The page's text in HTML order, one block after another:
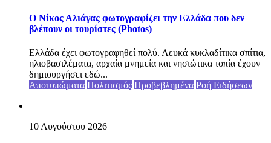
Ο Νίκος Αλιάγας φωτογραφίζει την Ελλάδα που δεν
βλέπουν οι τουρίστες (Photos)
Ελλάδα έχει φωτογραφηθεί πολύ. Λευκά κυκλαδίτικα σπίτια,
ηλιοβασιλέματα, αρχαία μνημεία και νησιώτικα τοπία έχουν
δημιουργήσει εδώ...
Αποτυπώματα Πολιτισμός Προβεβλημένα Ροή Ειδήσεων
10 Αυγούστου 2026